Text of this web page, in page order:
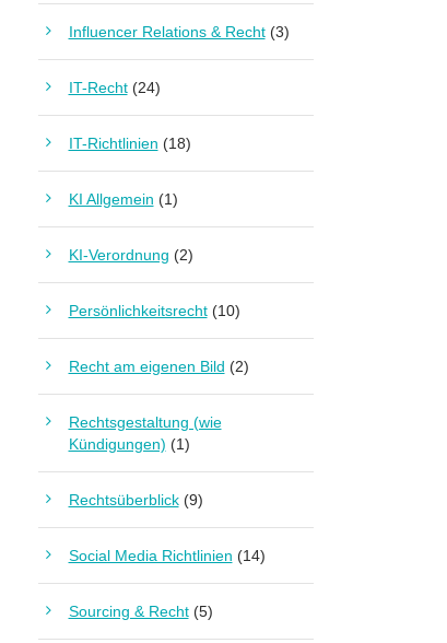
Influencer Relations & Recht(3)
IT-Recht(24)
IT-Richtlinien (18)
KI Allgemein (1)
KI-Verordnung (2)
Persönlichkeitsrecht(10)
Recht am eigenen Bild (2)
Rechtsgestaltung (wie
Kündigungen) (1)
Rechtsüberblick(9)
Social Media Richtlinien (14)
Sourcing & Recht(5)